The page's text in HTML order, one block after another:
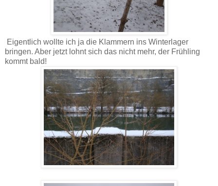
Eigentlich wollte ich ja die Klammern ins Winterlager
bringen. Aber jetzt lohnt sich das nicht mehr, der Frühling
kommt bald!